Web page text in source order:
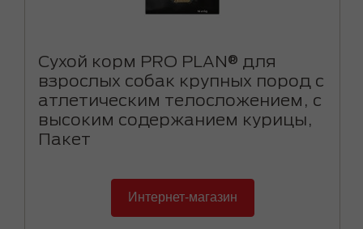
Сухой корм PRO PLAN® для
взрослых собак крупных пород с
атлетическим телосложением, с
высоким содержанием курицы,
Пакет
Интернет-магазин